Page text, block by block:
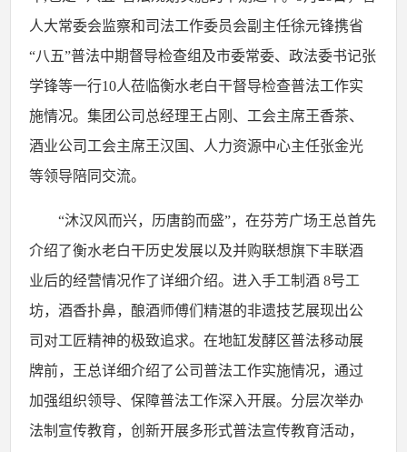
人大常委会监察和司法工作委员会副主任徐元锋携省
“八五”普法中期督导检查组及市委常委、政法委书记张
学锋等一行10人莅临衡水老白干督导检查普法工作实
施情况。集团公司总经理王占刚、工会主席王香茶、
酒业公司工会主席王汉国、人力资源中心主任张金光
等领导陪同交流。
“沐汉风而兴，历唐韵而盛”，在芬芳广场王总首先
介绍了衡水老白干历史发展以及并购联想旗下丰联酒
业后的经营情况作了详细介绍。进入手工制酒 8号工
坊，酒香扑鼻， 酿酒师傅们精湛的非遗技艺展现出公
司 对工匠精神的极致追求。在地缸发酵区普法移动展
牌前，王总详细介绍了公司普法工作实施情况，通过
加强组织领导、保障普法工作深入开展。分层次举办
法制宣传教育，创新开展多形式普法宣传教育活动，